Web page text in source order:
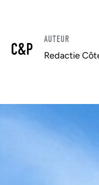
AUTEUR
Redactie